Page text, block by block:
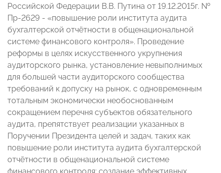
Российской Федерации В.В. Путина от 19.12.2015г. №
Пр-2629 - «повышение роли института аудита
бухгалтерской отчётности в общенациональной
системе финансового контроля». Проведение
реформы в целях искусственного укрупнения
аудиторского рынка, установление невыполнимых
для большей части аудиторского сообщества
требований к допуску на рынок, с одновременным
тотальным экономически необоснованным
сокращением перечня субъектов обязательного
аудита, препятствует реализации указанных в
Поручении Президента целей и задач, таких как
повышение роли института аудита бухгалтерской
отчётности в общенациональной системе